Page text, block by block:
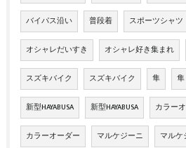
バイパス沿い 普段着 スポーツシャツ
オシャレだいすき オシャレ好き集まれ
スズキバイク スズキバイク 隼 隼
新型HAYABUSA 新型HAYABUSA カラー
カラーオーダー マルケジーニ マルケ